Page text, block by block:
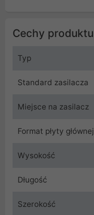
Cechy produktu
Typ
Standard zasilacza
Miejsce na zasilacz
Format płyty głównej
Wysokość
Długość
Szerokość